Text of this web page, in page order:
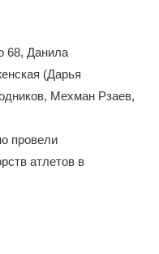
68, Данила
(Дарья
Мехман Рзаев,
провели
атлетов в